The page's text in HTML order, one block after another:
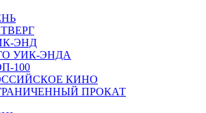
ЭНД
УИК-ЭНДА
100
КИНО
ПРОКАТ